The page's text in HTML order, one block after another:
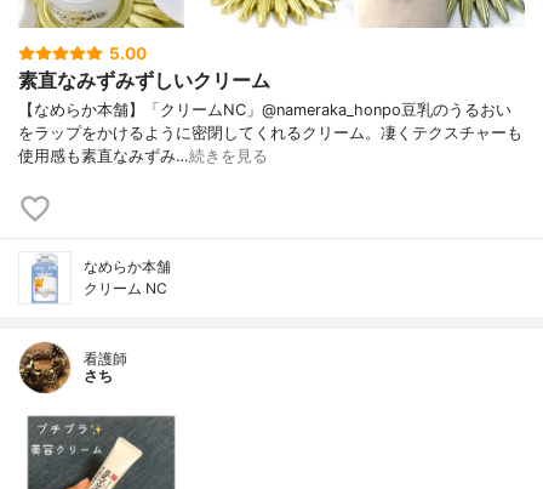
5.00
素直なみずみずしいクリーム
【なめらか本舗】「クリームNC」@nameraka_honpo豆乳のうるおい
をラップをかけるように密閉してくれるクリーム。凄くテクスチャーも
使用感も素直なみずみ…続きを見る
なめらか本舗
クリーム NC
看護師
さち